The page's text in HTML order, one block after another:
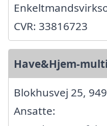
CVR: 33816723
Have&Hjem-
Blokhusvej 25,
Ansatte: